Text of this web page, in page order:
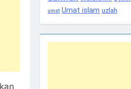
umat Umat islam uzlah